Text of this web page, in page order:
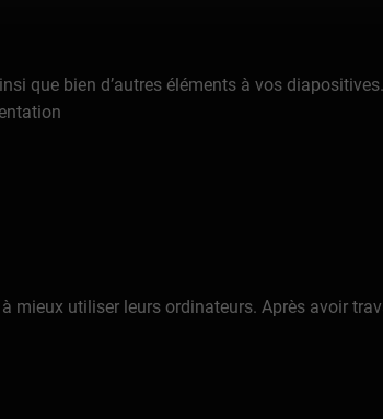
que bien d’autres éléments à vos diapositives.
mieux utiliser leurs ordinateurs. Après avoir